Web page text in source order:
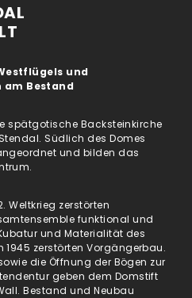
und
Bestand
spätgotische Backsteinkirche
Südlich des Domes
und bilden das
Weltkrieg zerstörten
funktional und
und Materialität des
1945 zerstörten Vorgängerbau.
die Öffnung der Bögen zur
geben dem Domstift
Bestand und Neubau